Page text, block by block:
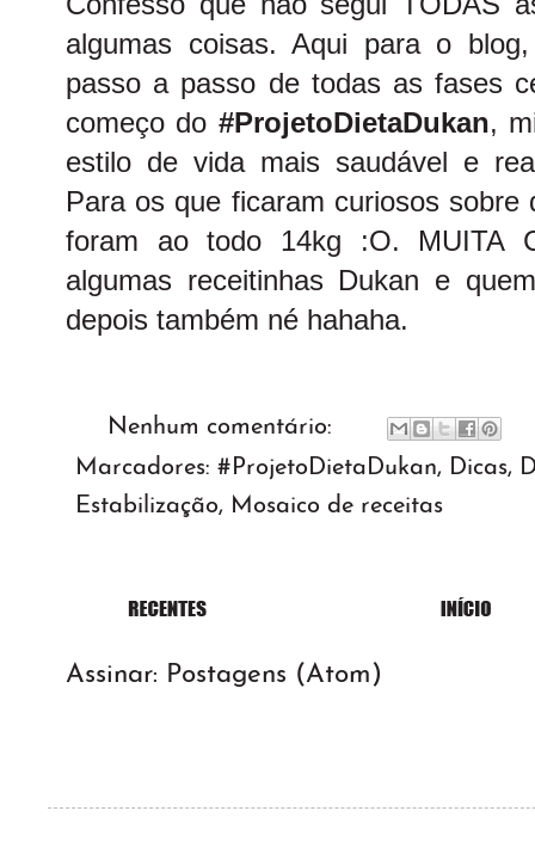
algumas coisas. Aqui para o
passo a passo de todas as fases
começo do #ProjetoDietaDukan,
estilo de vida mais saudável e
Para os que ficaram curiosos sobre
foram ao todo 14kg :O. MUITA
algumas receitinhas Dukan e
depois também né hahaha.
Nenhum comentário:
Marcadores: #ProjetoDietaDukan, Dicas,
Estabilização, Mosaico de receitas
Assinar: Postagens (Atom)